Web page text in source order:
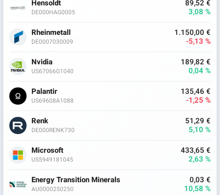
Hensoldt
DE000HAG0005
89,52 €
3,08 %
Rheinmetall
DE0007030009
1.150,00 €
-5,13 %
Nvidia
US67066G1040
189,82 €
0,04 %
Palantir
US69608A1088
135,46 €
-1,25 %
Renk
DE000RENK730
51,29 €
5,10 %
Microsoft
US5949181045
433,65 €
2,63 %
Energy Transition Minerals
AU0000250250
0,03 €
10,58 %